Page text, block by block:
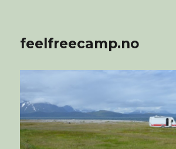
feelfreecamp.no